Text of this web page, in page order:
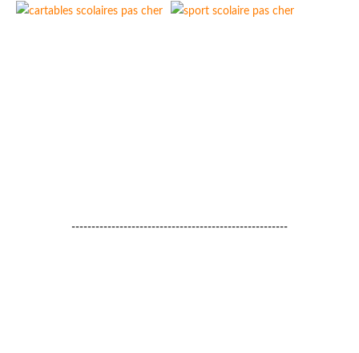
------------------------------------------------------